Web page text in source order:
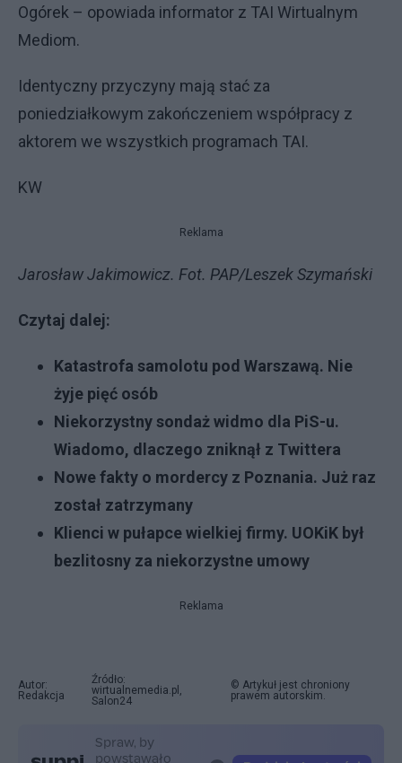
Ogórek – opowiada informator z TAI Wirtualnym
Mediom.
Identyczny przyczyny mają stać za
poniedziałkowym zakończeniem współpracy z
aktorem we wszystkich programach TAI.
KW
Reklama
Jarosław Jakimowicz. Fot. PAP/Leszek Szymański
Czytaj dalej:
Katastrofa samolotu pod Warszawą. Nie
żyje pięć osób
Niekorzystny sondaż widmo dla PiS-u.
Wiadomo, dlaczego zniknął z Twittera
Nowe fakty o mordercy z Poznania. Już raz
został zatrzymany
Klienci w pułapce wielkiej firmy. UOKiK był
bezlitosny za niekorzystne umowy
Reklama
Autor:
Redakcja
Źródło:
wirtualnemedia.pl,
Salon24
© Artykuł jest chroniony
prawem autorskim.